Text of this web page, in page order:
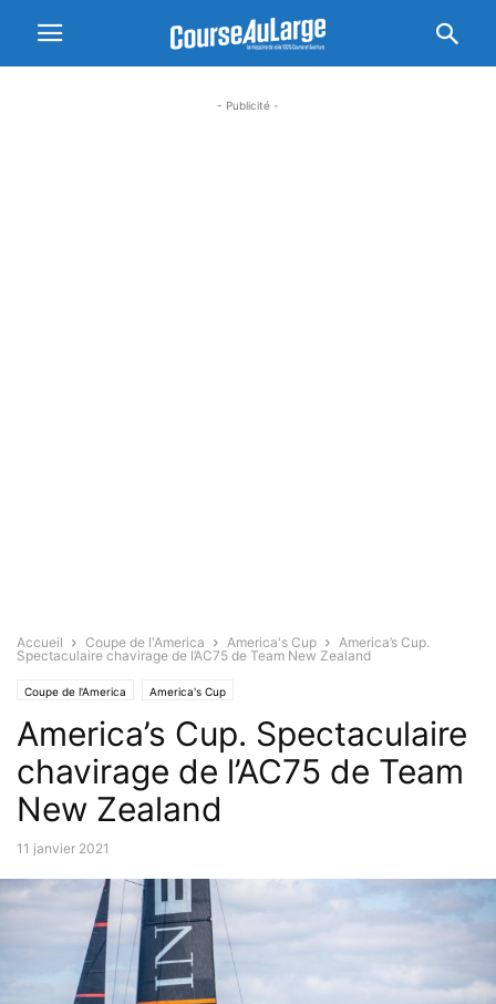
- Publicité -
Accueil Coupe de l'America America's Cup
America’s Cup.
Spectaculaire chavirage de l’AC75 de Team New Zealand
Coupe de l'America America's Cup
America’s Cup. Spectaculaire
chavirage de l’AC75 de Team
New Zealand
11 janvier 2021